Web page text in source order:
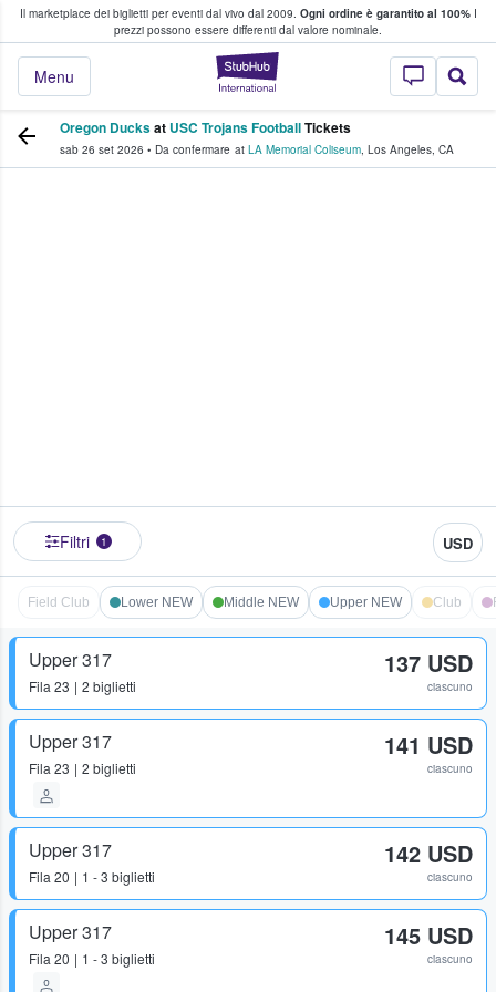
Il marketplace dei biglietti per eventi dal vivo dal 2009. Ogni ordine è garantito al 100%I
prezzi possono essere differenti dal valore nominale.
StubHub - Dove
Menu
fan comprano e vendono biglietti
Oregon Ducksat USC Trojans FootballTickets
sab 26 set 2026 • Da confermare at LA Memorial Coliseum, Los Angeles, CA
Filtri 1 USD
Field Club Lower NEW Middle NEW Upper NEW Club
Upper 317
Fila 23 2 biglietti
137 USD
ciascuno
Upper 317
Fila 23 2 biglietti
141 USD
ciascuno
Upper 317
Fila 20 1 - 3 biglietti
142 USD
ciascuno
Upper 317
Fila 20 1 - 3 biglietti
145 USD
ciascuno